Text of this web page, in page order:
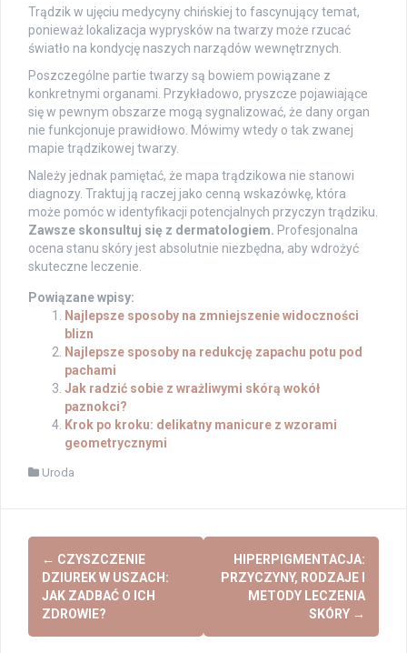
Trądzik w ujęciu medycyny chińskiej to fascynujący temat,
ponieważ lokalizacja wyprysków na twarzy może rzucać
światło na kondycję naszych narządów wewnętrznych.
Poszczególne partie twarzy są bowiem powiązane z
konkretnymi organami. Przykładowo, pryszcze pojawiające
się w pewnym obszarze mogą sygnalizować, że dany organ
nie funkcjonuje prawidłowo. Mówimy wtedy o tak zwanej
mapie trądzikowej twarzy.
Należy jednak pamiętać, że mapa trądzikowa nie stanowi
diagnozy. Traktuj ją raczej jako cenną wskazówkę, która
może pomóc w identyfikacji potencjalnych przyczyn trądziku.
Zawsze skonsultuj się z dermatologiem. Profesjonalna
ocena stanu skóry jest absolutnie niezbędna, aby wdrożyć
skuteczne leczenie.
Powiązane wpisy:
Najlepsze sposoby na zmniejszenie widoczności
blizn
Najlepsze sposoby na redukcję zapachu potu pod
pachami
Jak radzić sobie z wrażliwymi skórą wokół
paznokci?
Krok po kroku: delikatny manicure z wzorami
geometrycznymi
Uroda
Post
navigation
← CZYSZCZENIE
DZIUREK W USZACH:
JAK ZADBAĆ O ICH
ZDROWIE?
HIPERPIGMENTACJA:
PRZYCZYNY, RODZAJE I
METODY LECZENIA
SKÓRY →